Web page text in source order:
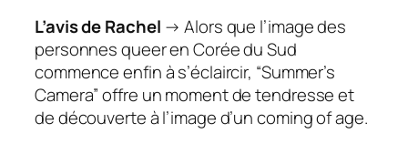
L’avis de Rachel → Alors que l’image des
personnes queer en Corée du Sud
commence enfin à s’éclaircir, “Summer’s
Camera” offre un moment de tendresse et
de découverte à l’image d’uncoming of age.